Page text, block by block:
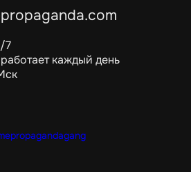
7
каждый день